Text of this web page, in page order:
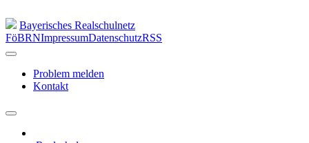
Bayerisches Realschulnetz
FöBRNImpressumDatenschutzRSS
Problem melden
Kontakt